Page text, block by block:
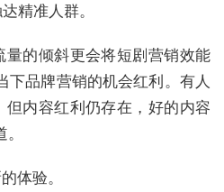
精准人群。
的倾斜更会将短剧营销效能
下品牌营销的机会红利。有人
内容红利仍存在，好的内容
体验。